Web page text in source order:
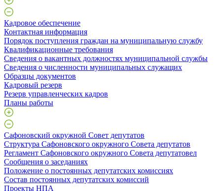
Кадровое обеспечение
Контактная информация
Порядок поступления граждан на муниципальную службу
Квалификационные требования
Сведения о вакантных должностях муниципальной службы
Сведения о численности муниципальных служащих
Образцы документов
Кадровый резерв
Резерв управленческих кадров
Планы работы
Сафоновский окружной Совет депутатов
Структура Сафоновского окружного Совета депутатов
Регламент Сафоновского окружного Совета депутатовел
Сообщения о заседаниях
Положение о постоянных депутатских комиссиях
Состав постоянных депутатских комиссий
Проекты НПА